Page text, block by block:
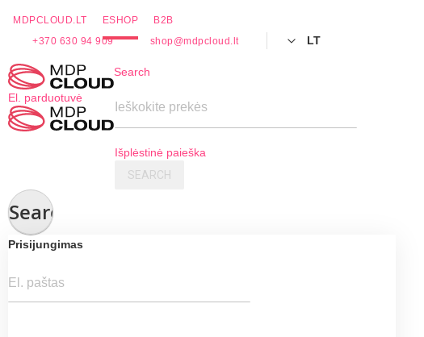
MDPCLOUD.LT ESHOP
B2B
+370 630 94 909
shop@mdpcloud.lt LT
Skip
to
Content
El. parduotuvė
Search
Ieškokite prekės
Išplėstinė paieška
SEARCH
Search
Prisijungimas
El. paštas